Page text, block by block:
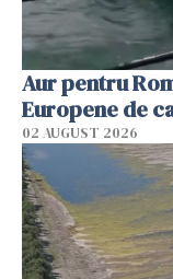
Aur pentru
Europene de
02 AUGUST 2026